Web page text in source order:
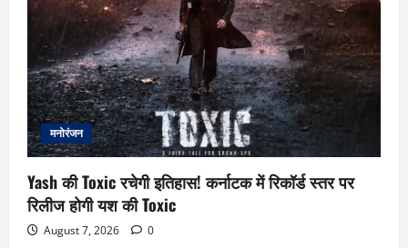
मनोरंजन
Yash की Toxic रचेगी इतिहास! कर्नाटक में रिकॉर्ड स्तर पर
रिलीज होगी यश की Toxic
August 7, 2026 0